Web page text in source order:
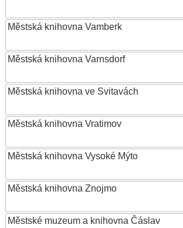
Městská knihovna Vamberk
Městská knihovna Varnsdorf
Městská knihovna ve Svitavách
Městská knihovna Vratimov
Městská knihovna Vysoké Mýto
Městská knihovna Znojmo
Městské muzeum a knihovna Čáslav